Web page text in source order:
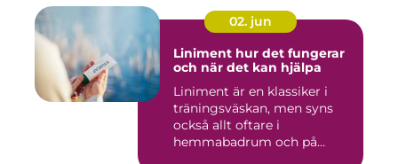
02. jun
Liniment hur det fungerar
och när det kan hjälpa
Liniment är en klassiker i
träningsväskan, men syns
också allt oftare i
hemmabadrum och på